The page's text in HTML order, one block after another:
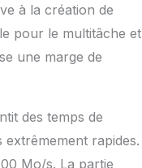
à la création de
pour le multitâche et
une marge de
des temps de
rapides.
Mo/s. La partie